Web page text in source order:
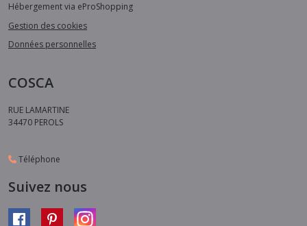
Hébergement via eProShopping
Gestion des cookies
Données personnelles
COSCA
RUE LAMARTINE
34470 PEROLS
Téléphone
Suivez nous